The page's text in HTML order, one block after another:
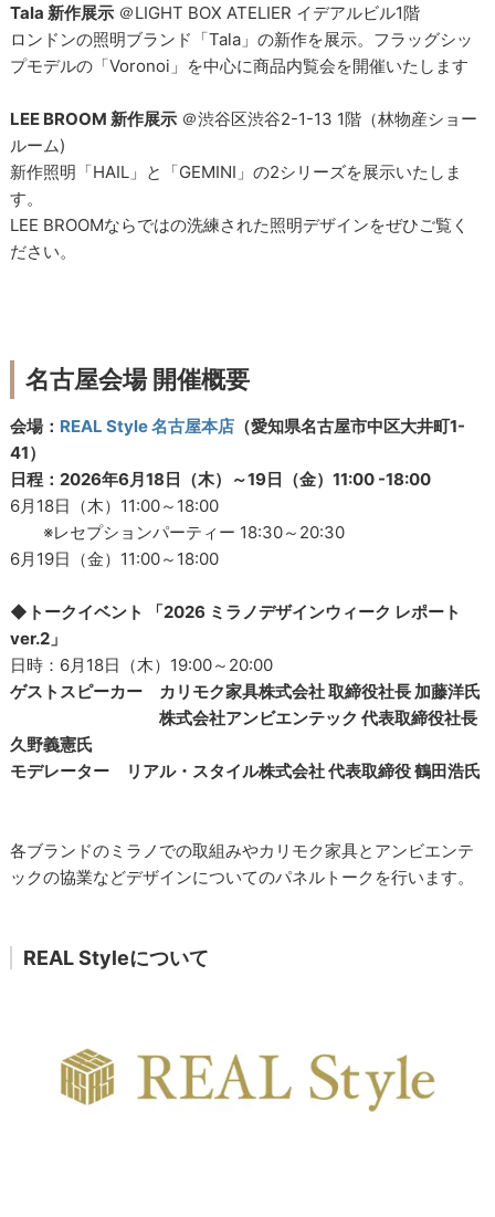
Tala 新作展示 ＠LIGHT BOX ATELIER イデアルビル1階
ロンドンの照明ブランド「Tala」の新作を展示。フラッグシッ
プモデルの「Voronoi」を中心に商品内覧会を開催いたします
LEE BROOM 新作展示 ＠渋谷区渋谷2-1-13 1階（林物産ショー
ルーム)
新作照明「HAIL」と「GEMINI」の2シリーズを展示いたしま
す。
LEE BROOMならではの洗練された照明デザインをぜひご覧く
ださい。
名古屋会場 開催概要
会場： REAL Style 名古屋本店 （愛知県名古屋市中区大井町1-
41）
日程：2026年6月18日（木）～19日（金）11:00 -18:00
6月18日（木）11:00～18:00
※レセプションパーティー 18:30～20:30
6月19日（金）11:00～18:00
◆トークイベント 「2026 ミラノデザインウィーク レポート
ver.2」
日時：6月18日（木）19:00～20:00
ゲストスピーカー カリモク家具株式会社 取締役社長 加藤洋氏
株式会社アンビエンテック 代表取締役社長
久野義憲氏
モデレーター リアル・スタイル株式会社 代表取締役 鶴田浩氏
各ブランドのミラノでの取組みやカリモク家具とアンビエンテ
ックの協業などデザインについてのパネルトークを行います。
REAL Styleについて